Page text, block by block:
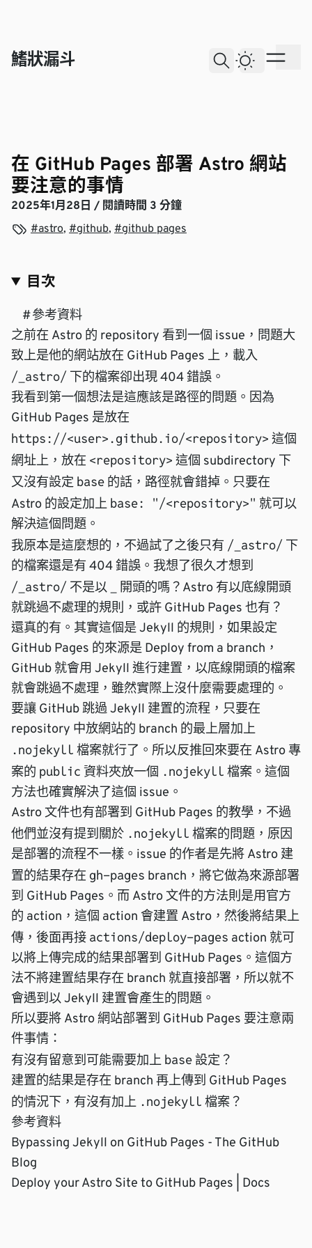
skip to content
鰭狀漏斗 Open Search
Dark
在 GitHub Pages 部署 Astro 網站
要注意的事情
2025年1月28日 / 閱讀時間 3 分鐘
View more blogs with the tag
astro, View more blogs with the tag
github, View more blogs with the tag
github pages
目次
#參考資料
之前在 Astro 的 repository 看到一個 issue，問題大
致上是他的網站放在 GitHub Pages 上，載入
/_astro/ 下的檔案卻出現 404 錯誤。
我看到第一個想法是這應該是路徑的問題。因為
GitHub Pages 是放在
https://<user>.github.io/<repository> 這個
網址上，放在 <repository> 這個 subdirectory 下
又沒有設定 base 的話，路徑就會錯掉。只要在
Astro 的設定加上 base: "/<repository>" 就可以
解決這個問題。
我原本是這麼想的，不過試了之後只有 /_astro/ 下
的檔案還是有 404 錯誤。我想了很久才想到
/_astro/ 不是以
開頭的嗎？Astro 有以底線開頭
就跳過不處理的規則，或許 GitHub Pages 也有？
還真的有。其實這個是 Jekyll 的規則，如果設定
GitHub Pages 的來源是 Deploy from a branch，
GitHub 就會用 Jekyll 進行建置，以底線開頭的檔案
就會跳過不處理，雖然實際上沒什麼需要處理的。
要讓 GitHub 跳過 Jekyll 建置的流程，只要在
repository 中放網站的 branch 的最上層加上
.nojekyll 檔案就行了。所以反推回來要在 Astro 專
案的 public 資料夾放一個 .nojekyll 檔案。這個
方法也確實解決了這個 issue。
Astro 文件也有部署到 GitHub Pages 的教學，不過
他們並沒有提到關於 .nojekyll 檔案的問題，原因
是部署的流程不一樣。issue 的作者是先將 Astro 建
置的結果存在 gh-pages branch，將它做為來源部署
到 GitHub Pages。而 Astro 文件的方法則是用官方
的 action ，這個 action 會建置 Astro，然後將結果上
傳，後面再接 actions/deploy-pages action 就可
以將上傳完成的結果部署到 GitHub Pages。這個方
法不將建置結果存在 branch 就直接部署，所以就不
會遇到以 Jekyll 建置會產生的問題。
所以要將 Astro 網站部署到 GitHub Pages 要注意兩
件事情：
有沒有留意到可能需要加上 base設定？
建置的結果是存在 branch 再上傳到 GitHub Pages
的情況下，有沒有加上 .nojekyll 檔案？
參考資料
Bypassing Jekyll on GitHub Pages - The GitHub
Blog
Deploy your Astro Site to GitHub Pages | Docs